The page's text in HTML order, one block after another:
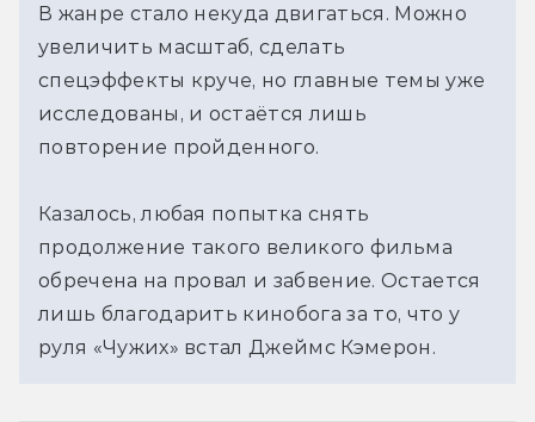
В жанре стало некуда двигаться. Можно
увеличить масштаб, сделать
спецэффекты круче, но главные темы уже
исследованы, и остаётся лишь
повторение пройденного.
Казалось, любая попытка снять
продолжение такого великого фильма
обречена на провал и забвение. Остается
лишь благодарить кинобога за то, что у
руля «Чужих» встал Джеймс Кэмерон.